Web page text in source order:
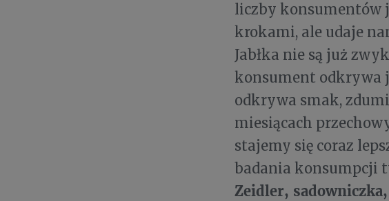
liczby konsumentów
krokami, ale udaje
Jabłka nie są już
konsument odkrywa
odkrywa smak,
miesiącach
stajemy się coraz
badania konsumpcji
Zeidler,